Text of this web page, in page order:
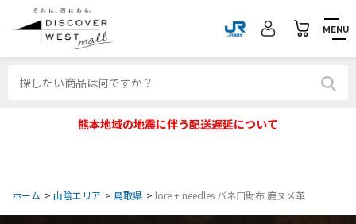
MENU
熊本地域の地震に伴う配送遅延について
ホーム > 山陰エリア > 鳥取県 > lore + needles バネ口財布 鹿ヌメ革